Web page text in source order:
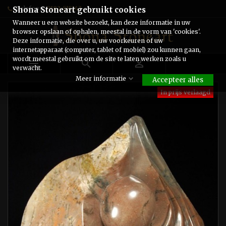
Telefoon: 0182-511243
  
In prijs verlaagd
Shona Stoneart gebruikt cookies
Wanneer u een website bezoekt, kan deze informatie in uw
browser opslaan of ophalen, meestal in de vorm van 'cookies'.
Deze informatie, die over u, uw voorkeuren of uw
internetapparaat (computer, tablet of mobiel) zou kunnen gaan,
wordt meestal gebruikt om de site te laten werken zoals u
verwacht.
Meer informatie
Accepteer alles